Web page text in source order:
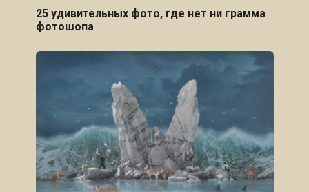
25 удивительных фото, где нет ни грамма
фотошопа